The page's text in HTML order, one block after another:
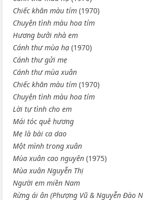
Chiếc khăn màu tím(1970)
Chuyện tình màu hoa tím
Hương bưởi nhà em
Cánh thư mùa hạ(1970)
Cánh thư gửi mẹ
Cánh thư mùa xuân
Chiếc khăn màu tím(1970)
Chuyện tình màu hoa tím
Lời tự tình cho em
Mái tóc quê hương
Mẹ là bài ca dao
Một mình trong xuân
Mùa xuân cao nguyên(1975)
Mùa xuân Nguyễn Thị
Người em miền Nam
Rừng ái ân (Phượng Vũ & Nguyễn Đào